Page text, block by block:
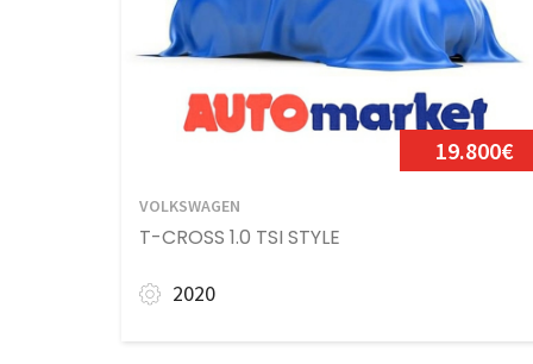
19.800€
VOLKSWAGEN
T-CROSS 1.0 TSI STYLE
2020